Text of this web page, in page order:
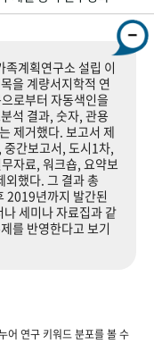
영상 기록물
광장
계획연구소 설립 이
을 계량서지학적 연
로부터 자동색인을
석 결과, 숫자, 관용
제거했다. 보고서 제
간보고서, 도시1차,
자료, 워크숍, 요약보
외했다. 그 결과 총
2019년까지 발간된
세미나 자료집과 같
를 반영한다고 보기
어 연구 키워드 분포를 볼 수